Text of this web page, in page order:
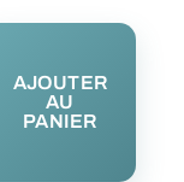
AJOUTER
AU
PANIER